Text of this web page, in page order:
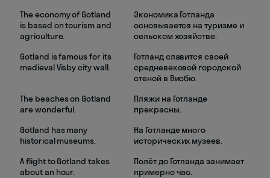
The economy of Gotland
is based on tourism and
agriculture.
Экономика Готланда
основывается на туризме и
сельском хозяйстве.
Gotland is famous for its
medieval Visby city wall.
Готланд славится своей
средневековой городской
стеной в Висбю.
The beaches on Gotland
are wonderful.
Пляжи на Готланде
прекрасны.
Gotland has many
historical museums.
На Готланде много
исторических музеев.
A flight to Gotland takes
about an hour.
Полёт до Готланда занимает
примерно час.